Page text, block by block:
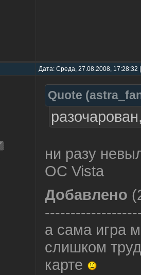
Дата: Среда, 27.08.2008,
Quote (
ни разу
ОС Vista
Добавлено
а сама игра
слишком
карте